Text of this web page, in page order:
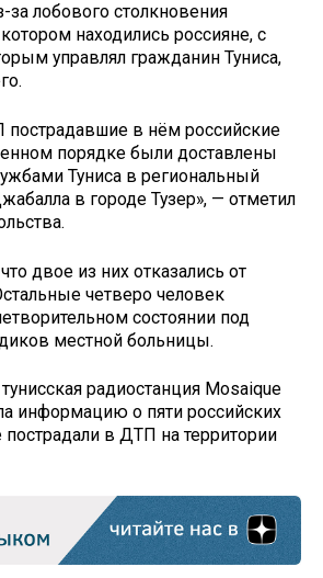
за лобового столкновения
находились россияне, с
управлял гражданин Туниса,
пострадавшие в нём российские
порядке были доставлены
Туниса в региональный
в городе Тузер», — отметил
двое из них отказались от
четверо человек
состоянии под
местной больницы.
радиостанция Mosaique
информацию о пяти российских
пострадали в ДТП на территории